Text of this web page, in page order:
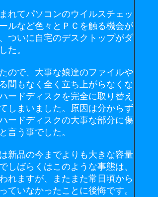
れてパソコンのウイルスチェッ
ルなど色々とＰＣを触る機会が
ついに自宅のデスクトップがダ
た。
ので、大事な娘達のファイルや
間もなく全く立ち上がらなくな
ードディスクを完全に取り替え
しまいました。原因は分からず
ードディスクの大事な部分に傷
言う事でした。
新品の今までよりも大きな容量
しばらくはこのような事態は、
れますが、またまた常日頃から
ていなかったことに後悔です。